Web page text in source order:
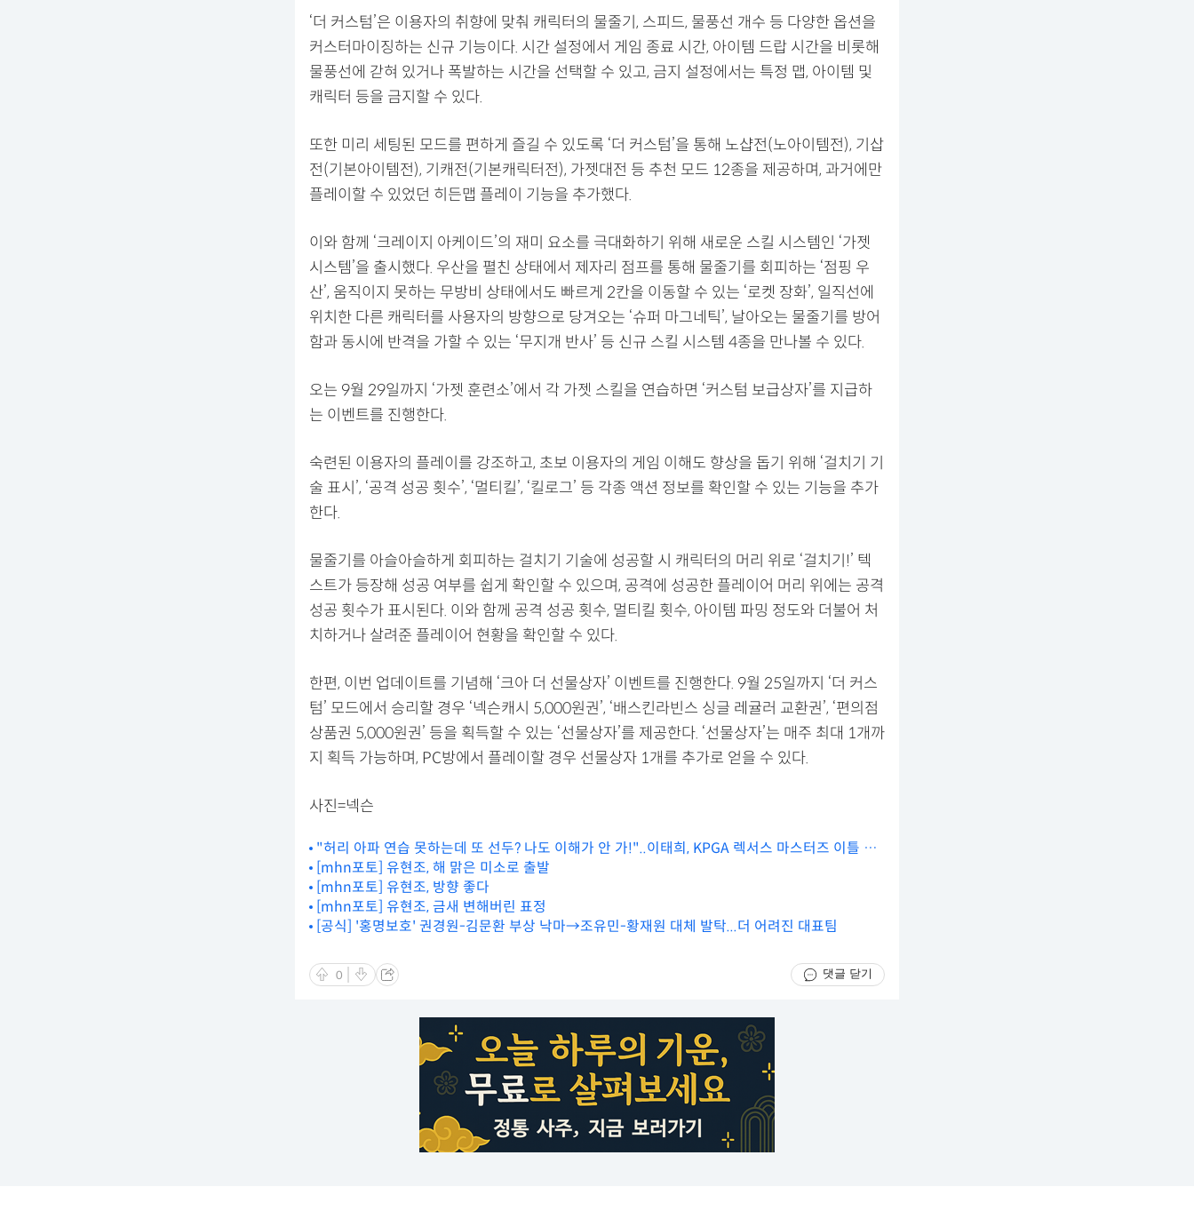
‘더 커스텀’은 이용자의 취향에 맞춰 캐릭터의 물줄기, 스피드, 물풍선 개수 등 다양한 옵션을
커스터마이징하는 신규 기능이다. 시간 설정에서 게임 종료 시간, 아이템 드랍 시간을 비롯해
물풍선에 갇혀 있거나 폭발하는 시간을 선택할 수 있고, 금지 설정에서는 특정 맵, 아이템 및
캐릭터 등을 금지할 수 있다.
또한 미리 세팅된 모드를 편하게 즐길 수 있도록 ‘더 커스텀’을 통해 노샵전(노아이템전), 기삽
전(기본아이템전), 기캐전(기본캐릭터전), 가젯대전 등 추천 모드 12종을 제공하며, 과거에만
플레이할 수 있었던 히든맵 플레이 기능을 추가했다.
이와 함께 ‘크레이지 아케이드’의 재미 요소를 극대화하기 위해 새로운 스킬 시스템인 ‘가젯
시스템’을 출시했다. 우산을 펼친 상태에서 제자리 점프를 통해 물줄기를 회피하는 ‘점핑 우
산’, 움직이지 못하는 무방비 상태에서도 빠르게 2칸을 이동할 수 있는 ‘로켓 장화’, 일직선에
위치한 다른 캐릭터를 사용자의 방향으로 당겨오는 ‘슈퍼 마그네틱’, 날아오는 물줄기를 방어
함과 동시에 반격을 가할 수 있는 ‘무지개 반사’ 등 신규 스킬 시스템 4종을 만나볼 수 있다.
오는 9월 29일까지 ‘가젯 훈련소’에서 각 가젯 스킬을 연습하면 ‘커스텀 보급상자’를 지급하
는 이벤트를 진행한다.
숙련된 이용자의 플레이를 강조하고, 초보 이용자의 게임 이해도 향상을 돕기 위해 ‘걸치기 기
술 표시’, ‘공격 성공 횟수’, ‘멀티킬’, ‘킬로그’ 등 각종 액션 정보를 확인할 수 있는 기능을 추가
한다.
물줄기를 아슬아슬하게 회피하는 걸치기 기술에 성공할 시 캐릭터의 머리 위로 ‘걸치기!’ 텍
스트가 등장해 성공 여부를 쉽게 확인할 수 있으며, 공격에 성공한 플레이어 머리 위에는 공격
성공 횟수가 표시된다. 이와 함께 공격 성공 횟수, 멀티킬 횟수, 아이템 파밍 정도와 더불어 처
치하거나 살려준 플레이어 현황을 확인할 수 있다.
한편, 이번 업데이트를 기념해 ‘크아 더 선물상자’ 이벤트를 진행한다. 9월 25일까지 ‘더 커스
텀’ 모드에서 승리할 경우 ‘넥슨캐시 5,000원권’, ‘배스킨라빈스 싱글 레귤러 교환권’, ‘편의점
상품권 5,000원권’ 등을 획득할 수 있는 ‘선물상자’를 제공한다. ‘선물상자’는 매주 최대 1개까
지 획득 가능하며, PC방에서 플레이할 경우 선물상자 1개를 추가로 얻을 수 있다.
사진=넥슨
"허리 아파 연습 못하는데 또 선두? 나도 이해가 안 가!"..이태희, KPGA 렉서스 마스터즈 이틀 연
속 1위
[mhn포토] 유현조, 해 맑은 미소로 출발
[mhn포토] 유현조, 방향 좋다
[mhn포토] 유현조, 금새 변해버린 표정
[공식] '홍명보호' 권경원-김문환 부상 낙마→조유민-황재원 대체 발탁...더 어려진 대표팀
0 댓글 닫기